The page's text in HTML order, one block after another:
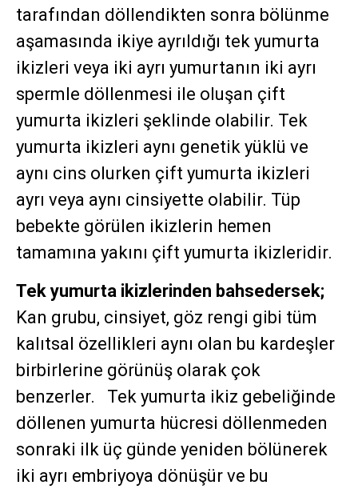
tarafından döllendikten sonra bölünme
aşamasında ikiye ayrıldığı tek yumurta
ikizleri veya iki ayrı yumurtanın iki ayrı
spermle döllenmesi ile oluşan çift
yumurta ikizleri şeklinde olabilir. Tek
yumurta ikizleri aynı genetik yüklü ve
aynı cins olurken çift yumurta ikizleri
ayrı veya aynı cinsiyette olabilir. Tüp
bebekte görülen ikizlerin hemen
tamamına yakını çift yumurta ikizleridir.
Tek yumurta ikizlerinden bahsedersek;
Kan grubu, cinsiyet, göz rengi gibi tüm
kalıtsal özellikleri aynı olan bu kardeşler
birbirlerine görünüş olarak çok
benzerler. Tek yumurta ikiz gebeliğinde
döllenen yumurta hücresi döllenmeden
sonraki ilk üç günde yeniden bölünerek
iki ayrı embriyoya dönüşür ve bu